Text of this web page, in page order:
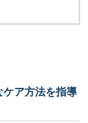
ケア方法を指導